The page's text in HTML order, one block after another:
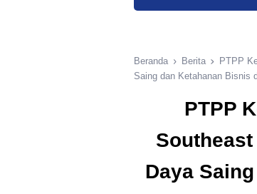
Beranda Berita
PTPP
Saing dan Ketahanan Bisnis
PTPP
Southeast
Daya